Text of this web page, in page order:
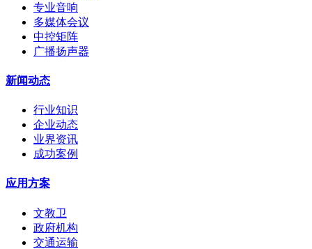
专业音响
多媒体会议
中控矩阵
广播扬声器
新闻动态
行业知识
企业动态
业界资讯
成功案例
应用方案
文教卫
政府机构
交通运输